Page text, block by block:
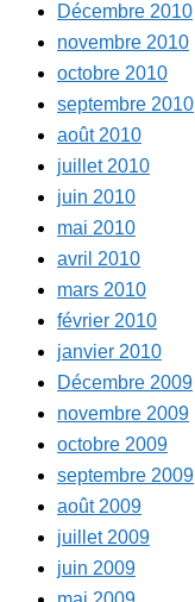
Décembre 2010
novembre 2010
octobre 2010
septembre 2010
août 2010
juillet 2010
juin 2010
mai 2010
avril 2010
mars 2010
février 2010
janvier 2010
Décembre 2009
novembre 2009
octobre 2009
septembre 2009
août 2009
juillet 2009
juin 2009